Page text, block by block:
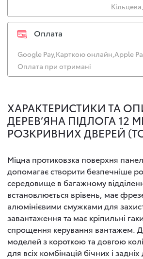
Оплата
Google Pay,Карткою онлайн,Apple
Оплата при отримані
ХАРАКТЕРИСТИКИ ТА
ДЕРЕВ’ЯНА ПІДЛОГА 12
РОЗКРИВНИХ ДВЕРЕЙ
Міцна протиковзка поверхня
допомагає створити безпечніше
середовище в багажному
встановлюється врівень, має
алюмінієвими смужками для
завантаження та має кріпильні
спрощення керування вантажем.
моделей з короткою та довгою
для всіх комбінацій бічних і